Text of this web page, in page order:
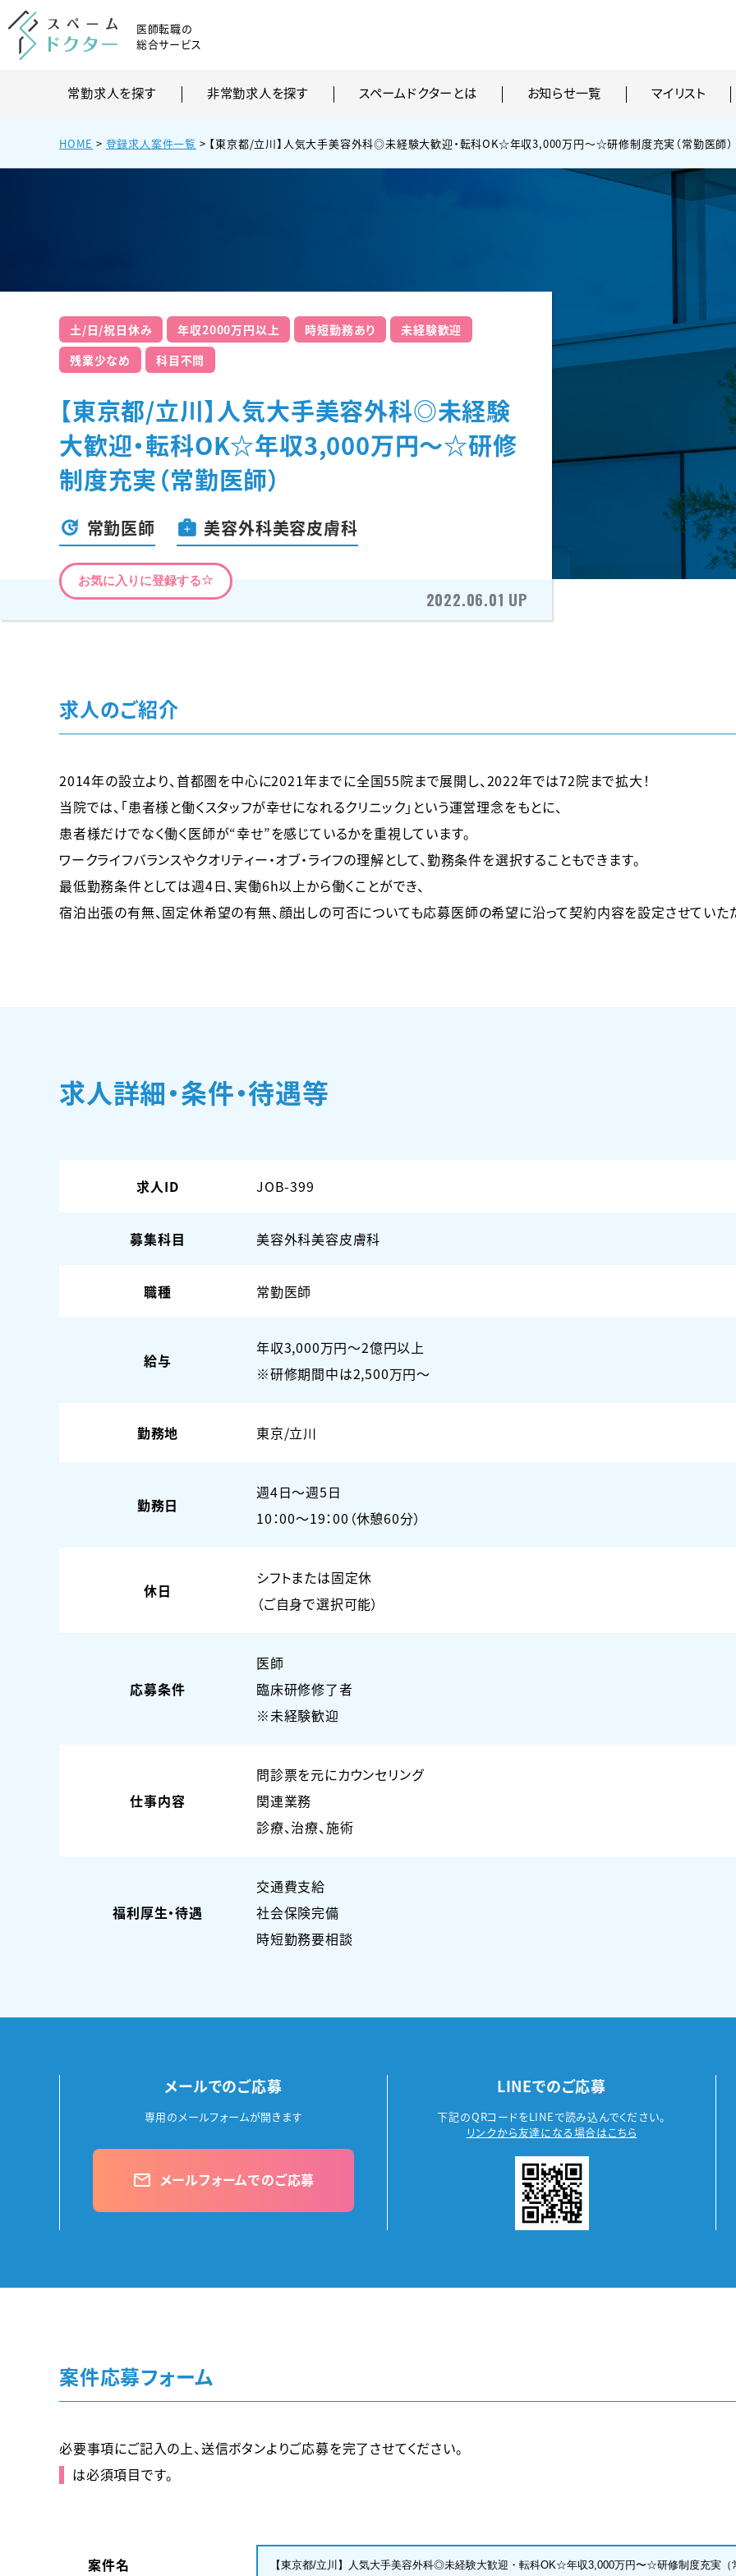
医師転職の
総合サービス
常勤求人を探す 非常勤求人を探す スペームドクターとは お知らせ一覧 マイリスト
HOME > 登録求人案件一覧 > 【東京都/立川】人気大手美容外科◎未経験大歓迎・転科OK☆年収3,000万円〜☆研修制度充実（常勤医師）
土/日/祝日休み 年収2000万円以上 時短勤務あり
未経験歓迎
残業少なめ
科目不問
【東京都/立川】人気大手美容外科◎未経験
大歓迎・転科OK☆年収3,000万円〜☆研修
制度充実（常勤医師）
常勤医師 美容外科美容皮膚科
お気に入りに登録する
2022.06.01 UP
求人のご紹介
2014年の設立より、首都圏を中心に2021年までに全国55院まで展開し、2022年では72院まで拡大！
当院では、「患者様と働くスタッフが幸せになれるクリニック」という運営理念をもとに、
患者様だけでなく働く医師が“幸せ”を感じているかを重視しています。
ワークライフバランスやクオリティー・オブ・ライフの理解として、勤務条件を選択することもできます。
最低勤務条件としては週4日、実働6h以上から働くことができ、
宿泊出張の有無、固定休希望の有無、顔出しの可否についても応募医師の希望に沿って契約内容を設定させていた
求人詳細・条件・待遇等
求人ID JOB-399
募集科目 美容外科美容皮膚科
職種 常勤医師
給与
年収3,000万円～2億円以上
※研修期間中は2,500万円～
勤務地 東京/立川
勤務日
週4日〜週5日
10：00～19：00（休憩60分）
休日
シフトまたは固定休
（ご自身で選択可能）
応募条件
医師
臨床研修修了者
※未経験歓迎
仕事内容
問診票を元にカウンセリング
関連業務
診療、治療、施術
福利厚生・待遇
交通費支給
社会保険完備
時短勤務要相談
メールでのご応募
専用のメールフォームが開きます
mail_outline メールフォームでのご応募
LINEでのご応募
下記のQRコードをLINEで読み込んでください。
リンクから友達になる場合はこちら
案件応募フォーム
必要事項にご記入の上、送信ボタンよりご応募を完了させてください。
は必須項目です。
案件名